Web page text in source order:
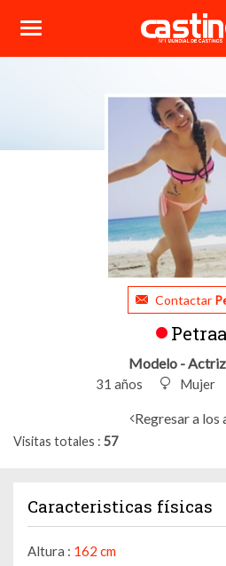
Contactar
Modelo -
31 años Mujer
Regresar a los
Visitas totales 57
Caracteristicas físicas
Altura : 162 cm